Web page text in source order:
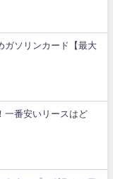
ガソリンカード【最大
一番安いリースはど